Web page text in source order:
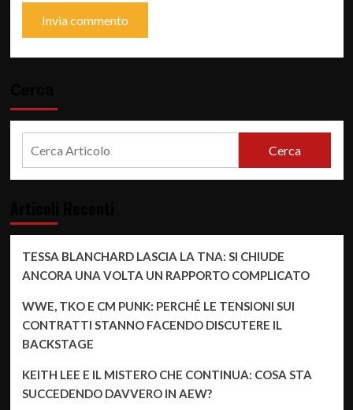
Cerca
TESSA BLANCHARD LASCIA LA TNA: SI CHIUDE
ANCORA UNA VOLTA UN RAPPORTO COMPLICATO
WWE, TKO E CM PUNK: PERCHÉ LE TENSIONI SUI
CONTRATTI STANNO FACENDO DISCUTERE IL
BACKSTAGE
KEITH LEE E IL MISTERO CHE CONTINUA: COSA STA
SUCCEDENDO DAVVERO IN AEW?